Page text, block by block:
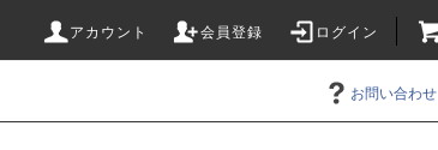
アカウント 会員登録 ログイン
お問い合わせ